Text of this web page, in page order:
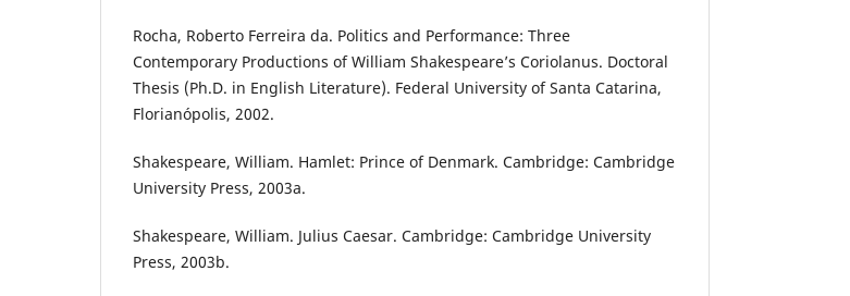
Rocha, Roberto Ferreira da. Politics and Performance: Three
Contemporary Productions of William Shakespeare’s Coriolanus. Doctoral
Thesis (Ph.D. in English Literature). Federal University of Santa Catarina,
Florianópolis, 2002.
Shakespeare, William. Hamlet: Prince of Denmark. Cambridge: Cambridge
University Press, 2003a.
Shakespeare, William. Julius Caesar. Cambridge: Cambridge University
Press, 2003b.